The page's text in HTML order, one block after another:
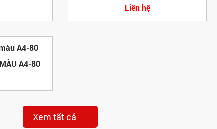
Liên hệ
A4-80
Xem tất cả